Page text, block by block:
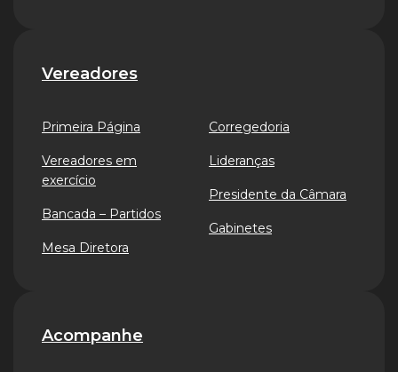
Vereadores
Primeira Página
Vereadores em
exercício
Bancada – Partidos
Mesa Diretora
Corregedoria
Lideranças
Presidente da Câmara
Gabinetes
Acompanhe